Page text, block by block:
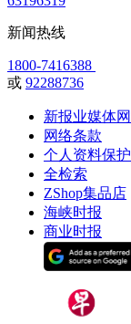
新闻热线
1800-7416388
或 92288736
新报业媒体
网络条款
个人资料保
全检索
ZShop集品店
海峡时报
商业时报